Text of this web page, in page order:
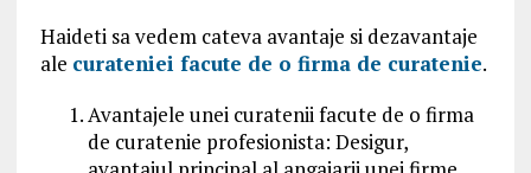
Haideti sa vedem cateva avantaje si dezavantaje
ale curateniei facute de o firma de curatenie.
Avantajele unei curatenii facute de o firma
de curatenie profesionista: Desigur,